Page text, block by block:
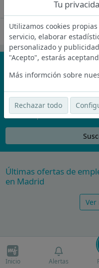
¡No te pierdas nada!
Únete a la comunidad de
ofertas de empleo
Nunca compartiremos tu email
Últimas ofertas de
en Madrid
Ver
Inicio Alertas
Tu
Utilizamos cookies
servicio, elaborar
personalizado y
"Acepto", estarás
Más informción sobre
Rechazar todo